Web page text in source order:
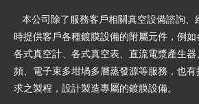
本公司除了服務客戶相關真空設備諮詢、
時提供客戶各種鍍膜設備的附屬元件，例如
各式真空計、各式真空表、直流電漿產生
頻、電子束多坩堝多層蒸發源等服務，也
求之製程，設計製造專屬的鍍膜設備。